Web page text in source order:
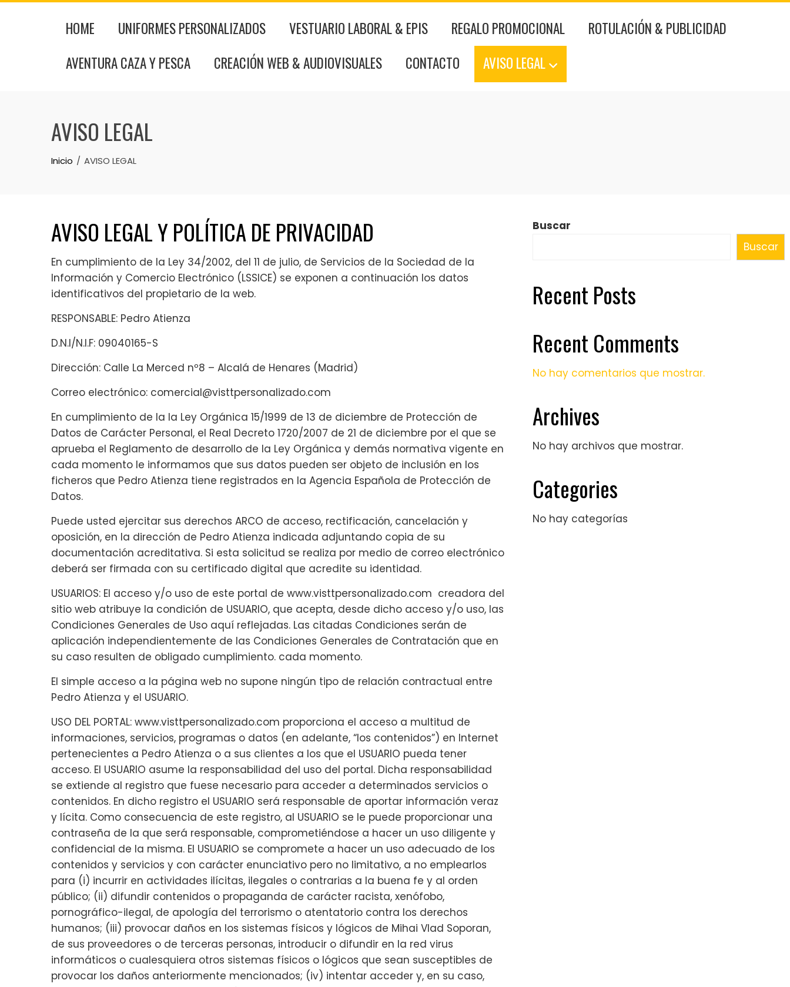
Skip
HOME UNIFORMES PERSONALIZADOS VESTUARIO LABORAL & EPIS REGALO PROMOCIONAL
ROTULACIÓN & PUBLICIDAD
AVENTURA CAZA Y PESCA
CREACIÓN WEB & AUDIOVISUALES CONTACTO AVISO LEGAL
AVISO LEGAL
Inicio AVISO LEGAL
AVISO LEGAL Y POLÍTICA DE PRIVACIDAD
En cumplimiento de la Ley 34/2002, del 11 de julio, de Servicios de la Sociedad de la
Información y Comercio Electrónico (LSSICE) se exponen a continuación los datos
identificativos del propietario de la web.
RESPONSABLE: Pedro Atienza
D.N.I/N.I.F: 09040165-S
Dirección: Calle La Merced nº8 – Alcalá de Henares (Madrid)
Correo electrónico: comercial@visttpersonalizado.com
En cumplimiento de la la Ley Orgánica 15/1999 de 13 de diciembre de Protección de
Datos de Carácter Personal, el Real Decreto 1720/2007 de 21 de diciembre por el que se
aprueba el Reglamento de desarrollo de la Ley Orgánica y demás normativa vigente en
cada momento le informamos que sus datos pueden ser objeto de inclusión en los
ficheros que Pedro Atienza tiene registrados en la Agencia Española de Protección de
Datos.
Puede usted ejercitar sus derechos ARCO de acceso, rectificación, cancelación y
oposición, en la dirección de Pedro Atienza indicada adjuntando copia de su
documentación acreditativa. Si esta solicitud se realiza por medio de correo electrónico
deberá ser firmada con su certificado digital que acredite su identidad.
USUARIOS: El acceso y/o uso de este portal de www.visttpersonalizado.com creadora del
sitio web atribuye la condición de USUARIO, que acepta, desde dicho acceso y/o uso, las
Condiciones Generales de Uso aquí reflejadas. Las citadas Condiciones serán de
aplicación independientemente de las Condiciones Generales de Contratación que en
su caso resulten de obligado cumplimiento. cada momento.
El simple acceso a la página web no supone ningún tipo de relación contractual entre
Pedro Atienza y el USUARIO.
USO DEL PORTAL: www.visttpersonalizado.com proporciona el acceso a multitud de
informaciones, servicios, programas o datos (en adelante, “los contenidos”) en Internet
pertenecientes a Pedro Atienza o a sus clientes a los que el USUARIO pueda tener
acceso. El USUARIO asume la responsabilidad del uso del portal. Dicha responsabilidad
se extiende al registro que fuese necesario para acceder a determinados servicios o
contenidos. En dicho registro el USUARIO será responsable de aportar información veraz
y lícita. Como consecuencia de este registro, al USUARIO se le puede proporcionar una
contraseña de la que será responsable, comprometiéndose a hacer un uso diligente y
confidencial de la misma. El USUARIO se compromete a hacer un uso adecuado de los
contenidos y servicios y con carácter enunciativo pero no limitativo, a no emplearlos
para (i) incurrir en actividades ilícitas, ilegales o contrarias a la buena fe y al orden
público; (ii) difundir contenidos o propaganda de carácter racista, xenófobo,
pornográfico-ilegal, de apología del terrorismo o atentatorio contra los derechos
humanos; (iii) provocar daños en los sistemas físicos y lógicos de Mihai Vlad Soporan,
de sus proveedores o de terceras personas, introducir o difundir en la red virus
informáticos o cualesquiera otros sistemas físicos o lógicos que sean susceptibles de
provocar los daños anteriormente mencionados; (iv) intentar acceder y, en su caso,
Buscar
Buscar
Recent Posts
Recent Comments
No hay comentarios que mostrar.
Archives
No hay archivos que mostrar.
Categories
No hay categorías